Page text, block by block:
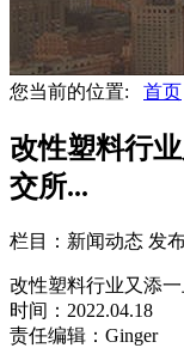
您当前的位置: 首页
改性塑料行
交所...
栏目：新闻动态 发
改性塑料行业又添
时间：2022.04.18
责任编辑：Ginger